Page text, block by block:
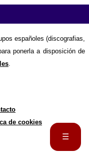
☰
españoles (discografias,
ponerla a disposición de
de cookies